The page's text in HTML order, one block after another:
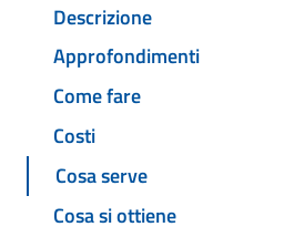
Descrizione
Approfondimenti
Come fare
Costi
Cosa serve
Cosa si ottiene